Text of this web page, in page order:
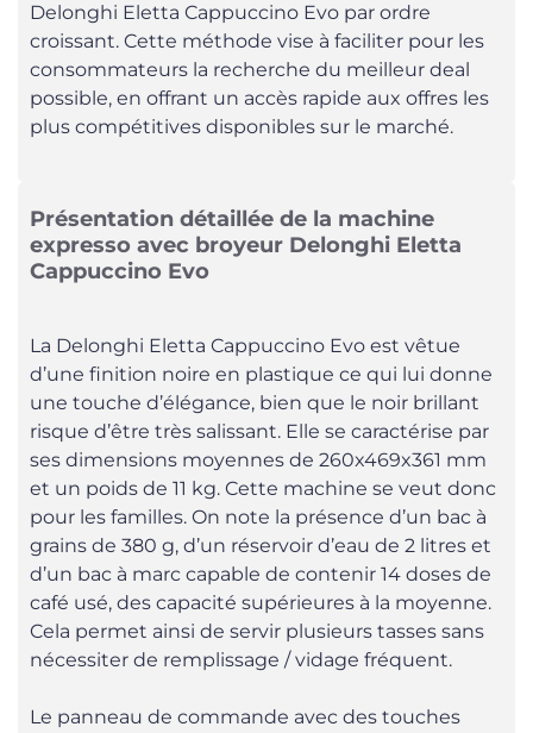
Delonghi Eletta Cappuccino Evo par ordre
croissant. Cette méthode vise à faciliter pour les
consommateurs la recherche du meilleur deal
possible, en offrant un accès rapide aux offres les
plus compétitives disponibles sur le marché.
Présentation détaillée de la machine
expresso avec broyeur Delonghi Eletta
Cappuccino Evo
La Delonghi Eletta Cappuccino Evo est vêtue
d’une finition noire en plastique ce qui lui donne
une touche d’élégance, bien que le noir brillant
risque d’être très salissant. Elle se caractérise par
ses dimensions moyennes de 260x469x361 mm
et un poids de 11 kg. Cette machine se veut donc
pour les familles. On note la présence d’un bac à
grains de 380 g, d’un réservoir d’eau de 2 litres et
d’un bac à marc capable de contenir 14 doses de
café usé, des capacité supérieures à la moyenne.
Cela permet ainsi de servir plusieurs tasses sans
nécessiter de remplissage / vidage fréquent.
Le panneau de commande avec des touches